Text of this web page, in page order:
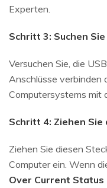
Experten.
Schritt 3: Suchen
Versuchen Sie, die
Anschlüsse verbinden
Computersystems mit
Schritt 4: Ziehen Sie
Ziehen Sie diesen
Computer ein. Wenn
Over Current Status